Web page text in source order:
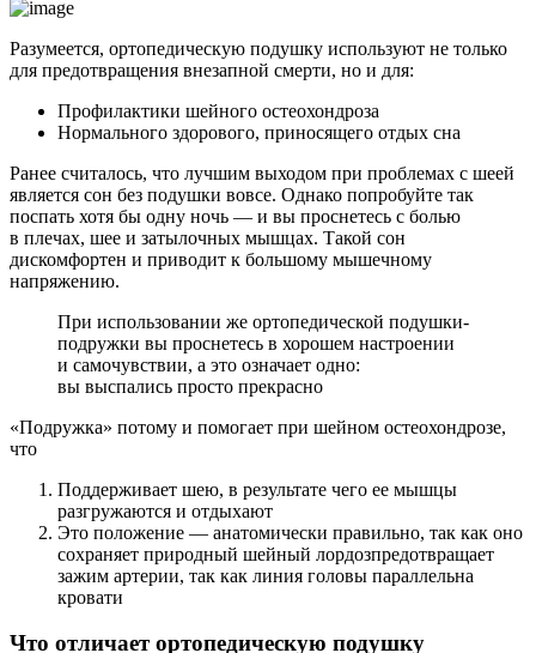
Разумеется, ортопедическую подушку используют не только
для предотвращения внезапной смерти, но и для:
Профилактики шейного остеохондроза
Нормального здорового, приносящего отдых сна
Ранее считалось, что лучшим выходом при проблемах с шеей
является сон без подушки вовсе. Однако попробуйте так
поспать хотя бы одну ночь — и вы проснетесь с болью
в плечах, шее и затылочных мышцах. Такой сон
дискомфортен и приводит к большому мышечному
напряжению.
При использовании же ортопедической подушки-
подружки вы проснетесь в хорошем настроении
и самочувствии, а это означает одно:
вы выспались просто прекрасно
«Подружка» потому и помогает при шейном остеохондрозе,
что
Поддерживает шею, в результате чего ее мышцы
разгружаются и отдыхают
Это положение — анатомически правильно, так как оно
сохраняет природный шейный лордозпредотвращает
зажим артерии, так как линия головы параллельна
кровати
Что отличает ортопедическую подушку